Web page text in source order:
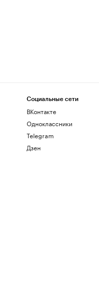
Социальные сети
ВКонтакте
Одноклассники
Telegram
Дзен